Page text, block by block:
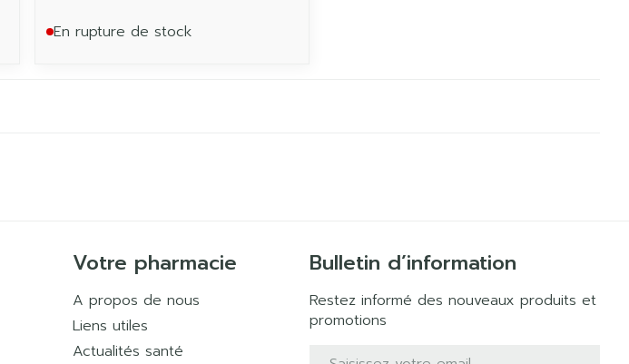
En rupture de stock
Votre pharmacie
A propos de nous
Liens utiles
Actualités santé
Bulletin d’information
Restez informé des nouveaux produits et
promotions
Adresse mail